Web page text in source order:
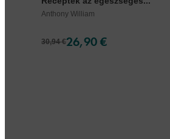
Anthony William
30,94 €26,90 €